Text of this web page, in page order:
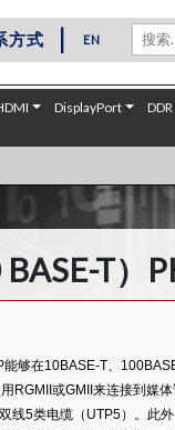
方式 | EN
DisplayPort DDR
T）
够在10BASE-T、
或GMII来连接到媒
5类电缆（UTP5）。此